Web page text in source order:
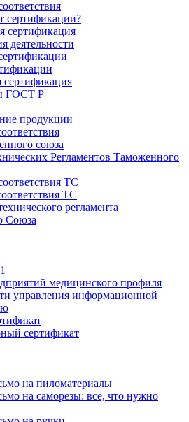
сертификации?
сертификация
деятельности
сертификация
ГОСТ Р
продукции
союза
Регламентов Таможенного
ТС
ТС
регламента
Союза
медицинского профиля
управления информационной
сертификат
на пиломатериалы
на саморезы: всё, что нужно